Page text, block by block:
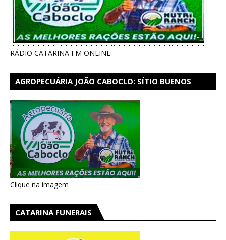
RÁDIO CATARINA FM ONLINE
AGROPECUÁRIA JOÃO CABOCLO: SÍTIO BUENOS
Clique na imagem
CATARINA FUNERAIS